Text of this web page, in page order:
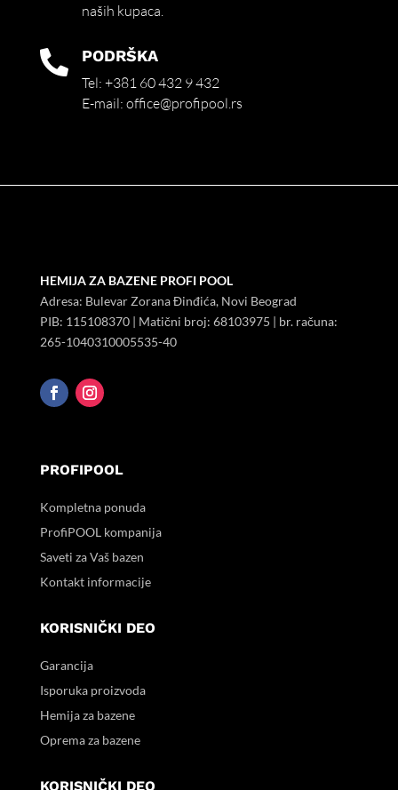
naših kupaca.
 PODRŠKA
Tel: +381 60 432 9 432
E-mail: office@profipool.rs
HEMIJA ZA BAZENE PROFI POOL
Adresa: Bulevar Zorana Đinđića, Novi Beograd
PIB: 115108370| Matični broj: 68103975 | br. računa:
265-1040310005535-40
PROFIPOOL
Kompletna ponuda
ProfiPOOL kompanija
Saveti za Vaš bazen
Kontakt informacije
KORISNIČKI DEO
Garancija
Isporuka proizvoda
Hemija za bazene
Oprema za bazene
KORISNIČKI DEO